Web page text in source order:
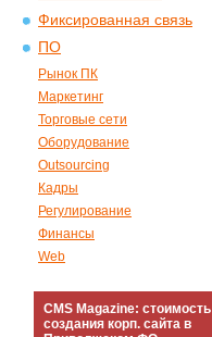
Фиксированная связь
ПО
Рынок ПК
Маркетинг
Торговые сети
Оборудование
Outsourcing
Кадры
Регулирование
Финансы
Web
CMS Magazine: стоимость
создания корп. сайта в